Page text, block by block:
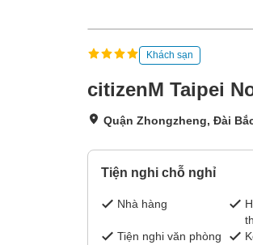
Khách sạn
citizenM Taipei
Quận Zhongzheng, Đài
Tiện nghi chỗ nghỉ
Nhà hàng
Tiện nghi văn phòng